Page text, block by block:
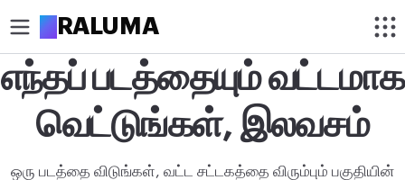
ARALUMA
வெட்டு
படத்தை வட்டமாக வெட்டு
படத்தை வெட்டு
எந்தப் படத்தையும் வட்டமாக
வெட்டுங்கள், இலவசம்
ஒரு படத்தை விடுங்கள், வட்ட சட்டகத்தை விரும்பும் பகுதியின்